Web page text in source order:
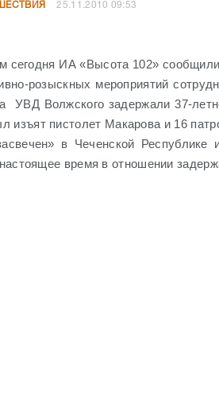
25.11.2010 09:53
сегодня ИА «Высота 102»
розыскных мероприятий
УВД Волжского задержали 37-
изъят пистолет Макарова и 16
в Чеченской Республике
время в отношении